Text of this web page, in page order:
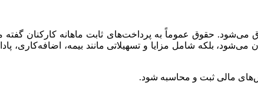
می‌شود. حقوق عموماً به پرداخت‌های ثابت ماهانه کارکنان
بلکه شامل مزایا و تسهیلاتی مانند بیمه، اضافه‌کاری،
مالی ثبت و محاسبه شود.